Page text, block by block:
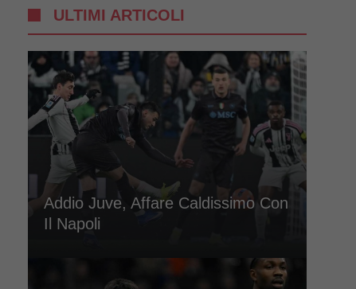
ULTIMI ARTICOLI
Addio Juve, Affare Caldissimo Con
Il Napoli